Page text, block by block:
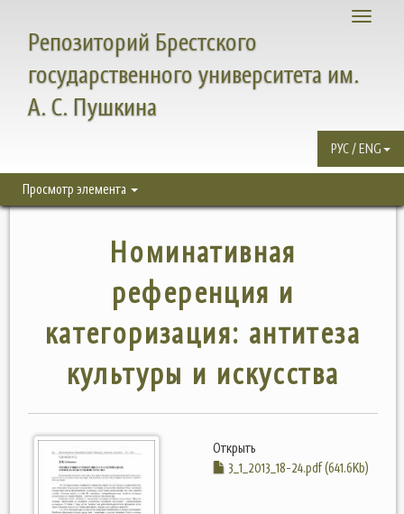
Toggle
Репозиторий Брестского
государственного университета им.
А. С. Пушкина
РУС / ENG
Просмотр элемента
Номинативная
референция и
категоризация: антитеза
культуры и искусства
Открыть
3_1_2013_18-24.pdf (641.6Kb)